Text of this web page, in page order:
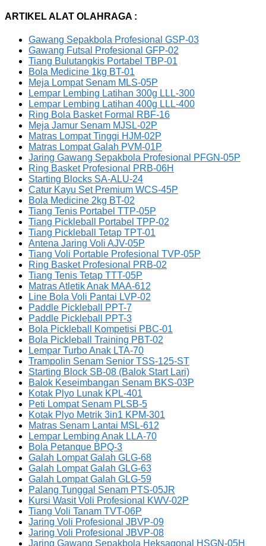
ARTIKEL ALAT OLAHRAGA :
Gawang Sepakbola Profesional GSP-03
Gawang Futsal Profesional GFP-02
Tiang Bulutangkis Portabel TBP-01
Bola Medicine 1kg BT-01
Meja Lompat Senam MLS-05P
Lempar Lembing Latihan 300g LLL-300
Lempar Lembing Latihan 400g LLL-400
Ring Bola Basket Formal RBF-16
Meja Jamur Senam MJSL-02P
Matras Lompat Tinggi HJM-02P
Matras Lompat Galah PVM-01P
Jaring Gawang Sepakbola Profesional PFGN-05P
Ring Basket Profesional PRB-06H
Starting Blocks SA-ALU-24
Catur Kayu Set Premium WCS-45P
Bola Medicine 2kg BT-02
Tiang Tenis Portabel TTP-05P
Tiang Pickleball Portabel TPP-02
Tiang Pickleball Tetap TPT-01
Antena Jaring Voli AJV-05P
Tiang Voli Portable Profesional TVP-05P
Ring Basket Profesional PRB-02
Tiang Tenis Tetap TTT-05P
Matras Atletik Anak MAA-612
Line Bola Voli Pantai LVP-02
Paddle Pickleball PPT-7
Paddle Pickleball PPT-3
Bola Pickleball Kompetisi PBC-01
Bola Pickleball Training PBT-02
Lempar Turbo Anak LTA-70
Trampolin Senam Senior TSS-125-ST
Starting Block SB-08 (Balok Start Lari)
Balok Keseimbangan Senam BKS-03P
Kotak Plyo Lunak KPL-401
Peti Lompat Senam PLSB-5
Kotak Plyo Metrik 3in1 KPM-301
Matras Senam Lantai MSL-612
Lempar Lembing Anak LLA-70
Bola Petanque BPQ-3
Galah Lompat Galah GLG-68
Galah Lompat Galah GLG-63
Galah Lompat Galah GLG-59
Palang Tunggal Senam PTS-05JR
Kursi Wasit Voli Profesional KWV-02P
Tiang Voli Tanam TVT-06P
Jaring Voli Profesional JBVP-09
Jaring Voli Profesional JBVP-08
Jaring Gawang Sepakbola Heksagonal HSGN-05H